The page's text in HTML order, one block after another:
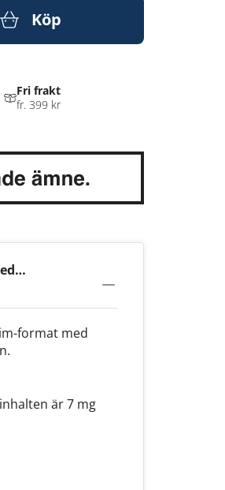
Köp
format med
är 7 mg
Fri frakt
fr. 399 kr